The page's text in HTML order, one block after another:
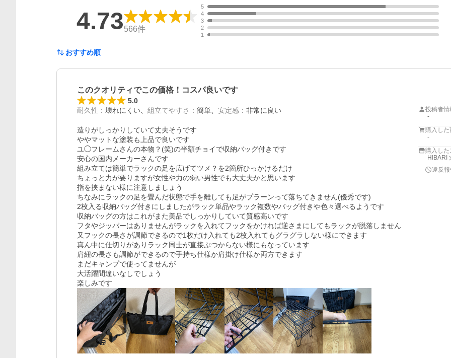
4.73566件
5
4
3
2
1
おすすめ順
このクオリティでこの価格！コスパ良いです
5.0
耐久性 ： 壊れにくい 組立てやすさ ： 簡単 安定感 ： 非常に良い
造りがしっかりしていて丈夫そうです
ややマットな塗装も上品で良いです
ユ◯フレームさんの本物？(笑)の半額チョイで収納バッグ付きです
安心の国内メーカーさんです
組み立ては簡単でラックの足を広げてツメ？を2箇所ひっかけるだけ
ちょっと力が要りますが女性や力の弱い男性でも大丈夫かと思います
指を挟まない様に注意しましょう
ちなみにラックの足を畳んだ状態で手を離しても足がプラーンって落ちてきません(優秀です)
2枚入る収納バッグ付きにしましたがラック単品やラック複数やバッグ付きや色々選べるようです
収納バッグの方はこれがまた美品でしっかりしていて質感高いです
フタやジッパーはありませんがラックを入れてフックをかければ逆さまにしてもラックが脱落しません
又フックの長さが調節できるので1枚だけ入れても2枚入れてもグラグラしない様にできます
真ん中に仕切りがありラック同士が直接ぶつからない様にもなっています
肩紐の長さも調節ができるので手持ち仕様か肩掛け仕様か両方できます
まだキャンプで使ってませんが
大活躍間違いなしでしょう
楽しみです
投稿者情
-
購入した
-
購入した
HIBARI
違反